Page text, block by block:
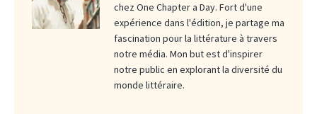
chez One Chapter a Day. Fort d'une
expérience dans l'édition, je partage ma
fascination pour la littérature à travers
notre média. Mon but est d'inspirer
notre public en explorant la diversité du
monde littéraire.